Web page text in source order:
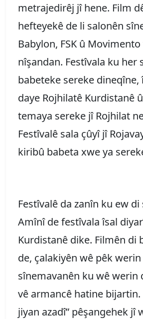
metrajedirêj jî hene. Film
hefteyekê de li salonên
Babylon, FSK û
nîşandan. Festîvala ku her
babeteke sereke dineqîne,
daye Rojhilatê Kurdistanê
temaya sereke jî Rojhilat
Festîvalê sala çûyî jî
kiribû babeta xwe ya
Festîvalê da zanîn ku ew di
Amînî de festîvala îsal
Kurdistanê dike. Filmên di
de, çalakiyên wê pêk werin
sînemavanên ku wê werin
vê armancê hatine bijartin.
jiyan azadî” pêşangehek jî